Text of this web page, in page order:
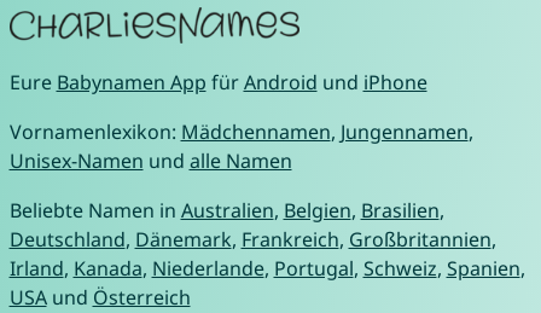
Eure Babynamen App fürAndroid und iPhone
Vornamenlexikon: Mädchennamen, Jungennamen,
Unisex-Namen und alle Namen
Beliebte Namen in Australien, Belgien, Brasilien,
Deutschland, Dänemark, Frankreich, Großbritannien,
Irland, Kanada, Niederlande, Portugal, Schweiz, Spanien,
USAund Österreich